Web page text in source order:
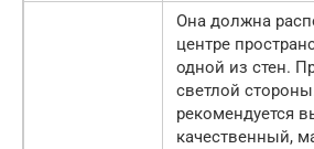
Она должна
центре
одной из стен.
светлой
рекомендуется
качественный,